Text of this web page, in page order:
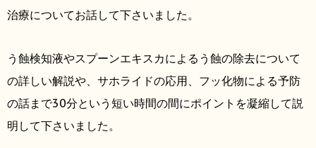
治療についてお話して下さいました。
う蝕検知液やスプーンエキスカによるう蝕の除去について
の詳しい解説や、サホライドの応用、フッ化物による予防
の話まで30分という短い時間の間にポイントを凝縮して説
明して下さいました。